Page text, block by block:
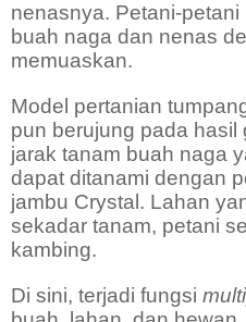
nenasnya. Petani-
buah naga dan nenas
memuaskan.
Model pertanian
pun berujung pada hasil
jarak tanam buah naga
dapat ditanami dengan
jambu Crystal. Lahan
sekadar tanam, petani
kambing.
Di sini, terjadi fungsi